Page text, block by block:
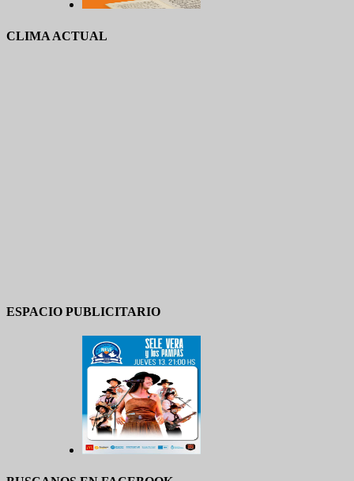
CLIMA ACTUAL
ESPACIO PUBLICITARIO